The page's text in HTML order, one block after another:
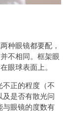
种眼镜都要配，
不相同。框架眼
眼球表面上。
正的程度（不
是否有散光问
与眼镜的度数有